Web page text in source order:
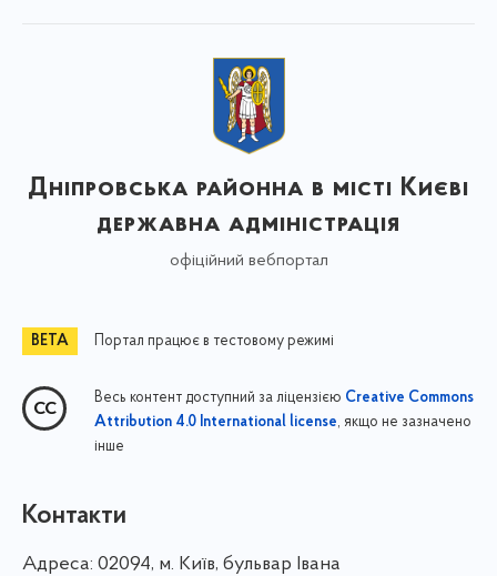
Дніпровська районна в місті Києві
державна адміністрація
офіційний вебпортал
Портал працює в тестовому режимі
Весь контент доступний за ліцензією Creative Commons
Attribution 4.0 International license, якщо не зазначено
інше
Контакти
Адреса: 02094, м. Київ, бульвар Івана